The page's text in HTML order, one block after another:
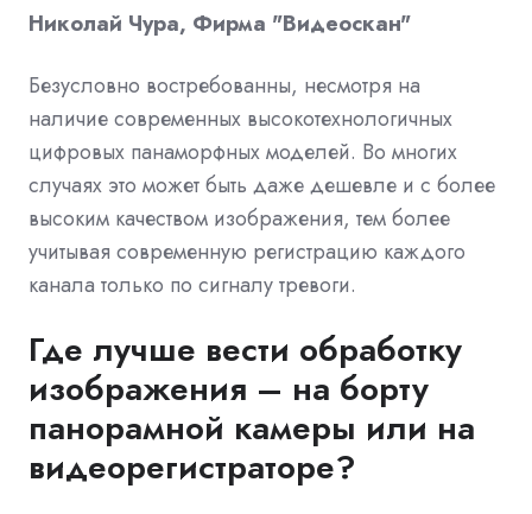
Николай Чура, Фирма "Видеоскан"
Безусловно востребованны, несмотря на
наличие современных высокотехнологичных
цифровых панаморфных моделей. Во многих
случаях это может быть даже дешевле и с более
высоким качеством изображения, тем более
учитывая современную регистрацию каждого
канала только по сигналу тревоги.
Где лучше вести обработку
изображения – на борту
панорамной камеры или на
видеорегистраторе?